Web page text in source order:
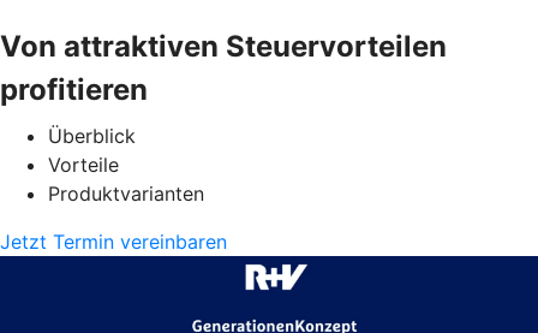
Von attraktiven Steuervorteilen
profitieren
Überblick
Vorteile
Produktvarianten
Jetzt Termin vereinbaren